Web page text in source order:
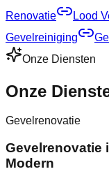
Renovatie
Lood
Gevelreiniging
Onze Diensten
Onze
Gevelrenovatie
Gevelrenovatie
Modern